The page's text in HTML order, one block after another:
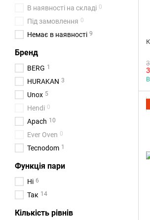
В наявності на складі 0
Під замовлення 0
Немає в наявності 9
Бренд
BERG 1
HURAKAN 3
Unox 5
Hendi 0
Apach 10
Ever Oven 0
Tecnodom 1
Функція пари
Ні 6
Так 14
Кількість рівнів